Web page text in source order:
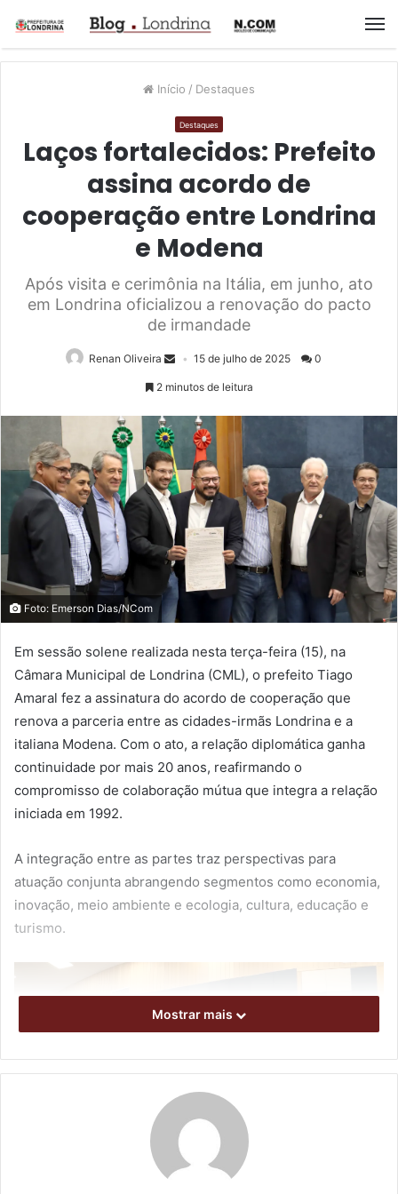
Início / Destaques
Destaques
Laços fortalecidos: Prefeito
assina acordo de
cooperação entre Londrina
e Modena
Após visita e cerimônia na Itália, em junho, ato
em Londrina oficializou a renovação do pacto
de irmandade
Renan Oliveira 15 de julho de 2025 0
2 minutos de leitura
Foto: Emerson Dias/NCom
Em sessão solene realizada nesta terça-feira (15), na
Câmara Municipal de Londrina (CML), o prefeito Tiago
Amaral fez a assinatura do acordo de cooperação que
renova a parceria entre as cidades-irmãs Londrina e a
italiana Modena. Com o ato, a relação diplomática ganha
continuidade por mais 20 anos, reafirmando o
compromisso de colaboração mútua que integra a relação
iniciada em 1992.
A integração entre as partes traz perspectivas para
atuação conjunta abrangendo segmentos como economia,
inovação, meio ambiente e ecologia, cultura, educação e
turismo.
Mostrar mais